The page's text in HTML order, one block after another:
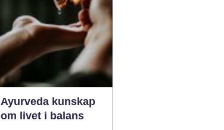
eftermiddagen. Då börjar
många03 juli 2026
Ayurveda kunskap
om livet i balans